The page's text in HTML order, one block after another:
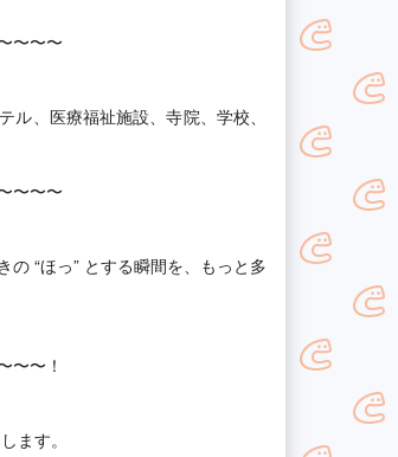
〜〜〜
、医療福祉施設、寺院、学校、
〜〜〜
の “ほっ” とする瞬間を、もっと多
〜〜！
ます。